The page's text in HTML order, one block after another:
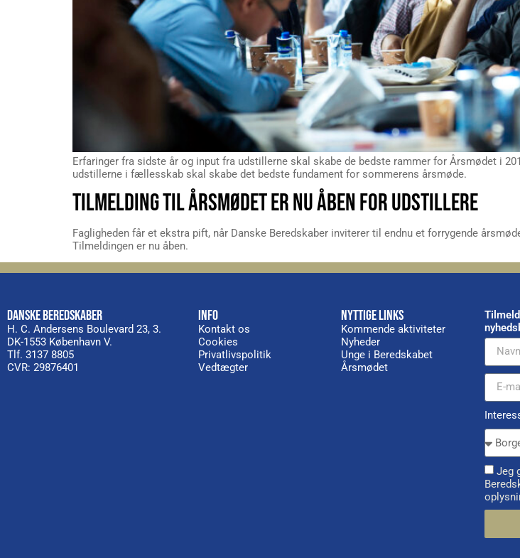
Erfaringer fra sidste år og input fra udstillerne skal skabe de bedste rammer for Årsmødet i
udstillerne i fællesskab skal skabe det bedste fundament for sommerens årsmøde.
TILMELDING TIL ÅRSMØDET ER NU ÅBEN FOR UDSTILLERE
Fagligheden får et ekstra pift, når Danske Beredskaber inviterer til endnu et forrygende
Tilmeldingen er nu åben.
DANSKE BEREDSKABER
H. C. Andersens Boulevard 23, 3.
DK-1553 København V.
Tlf. 3137 8805
CVR: 29876401
INFO
Kontakt os
Cookies
Privatlivspolitik
Vedtægter
NYTTIGE LINKS
Kommende aktiviteter
Nyheder
Unge i Beredskabet
Årsmødet
Jeg